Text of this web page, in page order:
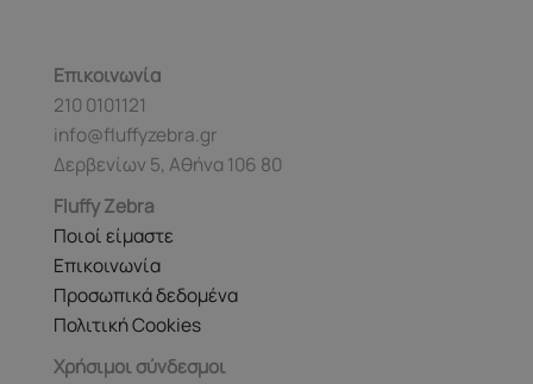
Επικοινωνία
210 0101121
info@fluffyzebra.gr
Δερβενίων 5, Αθήνα 106 80
Fluffy Zebra
Ποιοί είμαστε
Επικοινωνία
Προσωπικά δεδομένα
Πολιτική Cookies
Χρήσιμοι σύνδεσμοι